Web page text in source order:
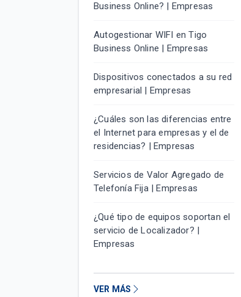
Business Online? | Empresas
Autogestionar WIFI en Tigo
Business Online | Empresas
Dispositivos conectados a su red
empresarial | Empresas
¿Cuáles son las diferencias entre
el Internet para empresas y el de
residencias? | Empresas
Servicios de Valor Agregado de
Telefonía Fija | Empresas
¿Qué tipo de equipos soportan el
servicio de Localizador? |
Empresas
VER MÁS